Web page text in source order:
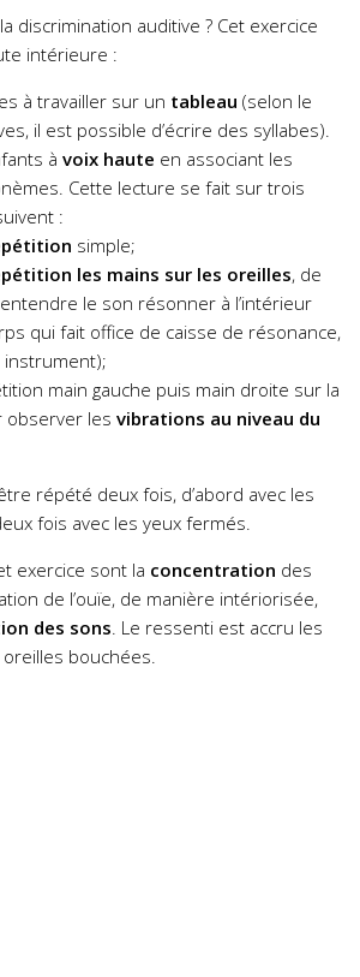
discrimination auditive ? Cet exercice
intérieure :
à travailler sur un tableau (selon le
il est possible d’écrire des syllabes).
à voix haute en associant les
Cette lecture se fait sur trois
:
simple;
les mains sur les oreilles, de
le son résonner à l’intérieur
qui fait office de caisse de résonance,
instrument);
main gauche puis main droite sur la
observer les vibrations au niveau du
répété deux fois, d’abord avec les
fois avec les yeux fermés.
exercice sont la concentration des
de l’ouïe, de manière intériorisée,
des sons . Le ressenti est accru les
bouchées.